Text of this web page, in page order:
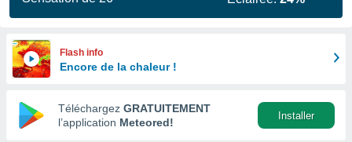
en
Flash info
Encore de la chaleur !
Téléchargez GRATUITEMENT
l’application Meteored!
Installer